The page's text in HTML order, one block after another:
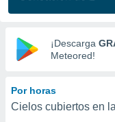
a este
las
y
digital
basada
¡Descarga
Meteored!
Por horas
Cielos cubiertos en